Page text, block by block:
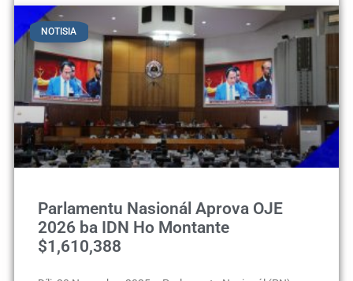
NOTISIA
Parlamentu Nasionál Aprova OJE
2026 ba IDN Ho Montante
$1,610,388